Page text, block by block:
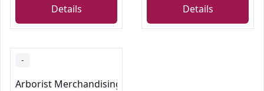
Details Details
-
Arborist Merchandising Root